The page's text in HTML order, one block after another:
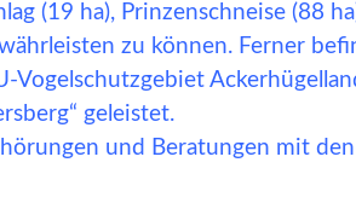
(19 ha), Prinzenschneise (88
zu können. Ferner
Vogelschutzgebiet
geleistet.
und Beratungen mit